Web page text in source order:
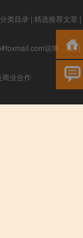
类目录 | 精选推荐文章 |
说明，我们
业合作